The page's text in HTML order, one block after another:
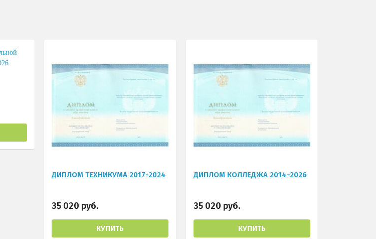
ДИПЛОМ ТЕХНИКУМА 2017-2024
35 020 руб.
КУПИТЬ
ДИПЛОМ КОЛЛЕДЖА 2014-2026
35 020 руб.
КУПИТЬ